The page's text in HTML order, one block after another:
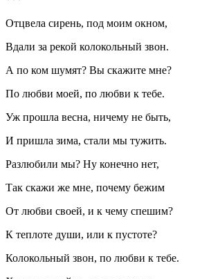
Отцвела сирень, под моим окном,
Вдали за рекой колокольный звон.
А по ком шумят? Вы скажите мне?
По любви моей, по любви к тебе.
Уж прошла весна, ничему не быть,
И пришла зима, стали мы тужить.
Разлюбили мы? Ну конечно нет,
Так скажи же мне, почему бежим
От любви своей, и к чему спешим?
К теплоте души, или к пустоте?
Колокольный звон, по любви к тебе.